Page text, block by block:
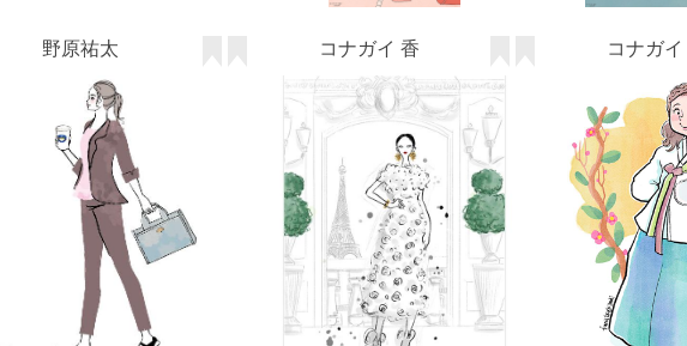
野原祐太 コナガイ 香 コナガ